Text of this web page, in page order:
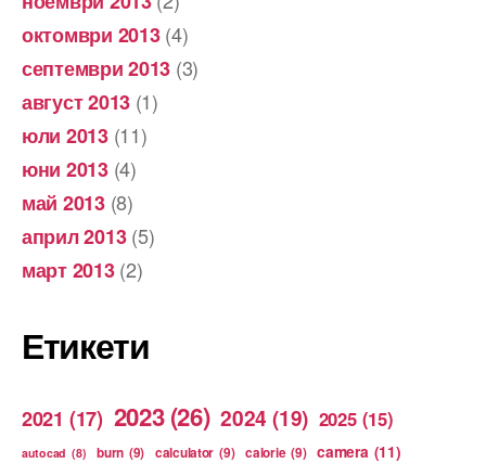
октомври 2013(4)
септември 2013 (3)
август 2013 (1)
юли 2013(11)
юни 2013(4)
май 2013(8)
април 2013(5)
март 2013(2)
Етикети
2021 (17) 2023 (26) 2024 (19) 2025 (15)
autocad (8) burn (9) calculator (9) calorie (9) camera (11)